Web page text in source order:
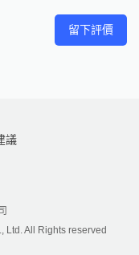
留下評價
議
Ltd. All Rights reserved